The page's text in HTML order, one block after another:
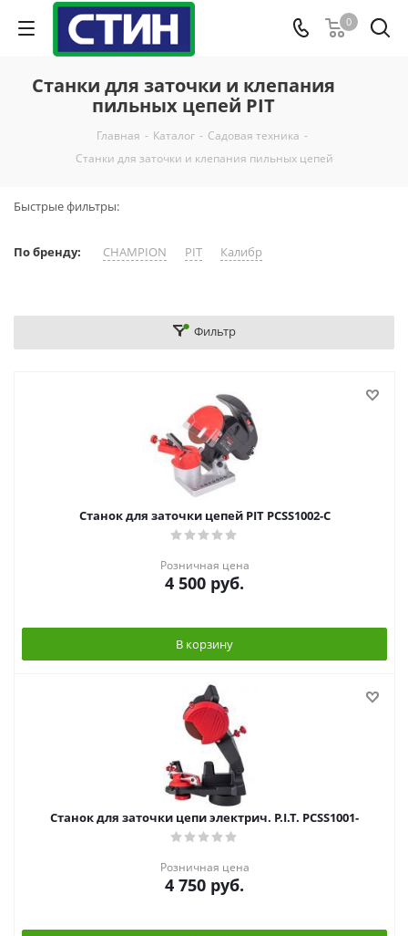
0
Станки для заточки и клепания
пильных цепей PIT
Главная - Каталог - Садовая техника -
Станки для заточки и клепания пильных цепей
Быстрые фильтры:
По бренду: CHAMPION PIT Калибр
Фильтр
Станок для заточки цепей PIT PCSS1002-C
Розничная цена
4 500 руб.
В корзину
Станок для заточки цепи электрич. P.I.T. PCSS1001-
Розничная цена
4 750 руб.